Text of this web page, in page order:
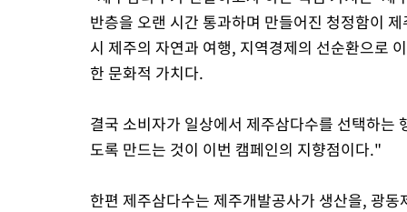
반층을 오랜 시간 통과하며 만들어진 청정함이
시 제주의 자연과 여행, 지역경제의 선순환으로
한 문화적 가치다.
결국 소비자가 일상에서 제주삼다수를 선택하는
도록 만드는 것이 이번 캠페인의 지향점이다."
한편 제주삼다수는 제주개발공사가 생산을, 광